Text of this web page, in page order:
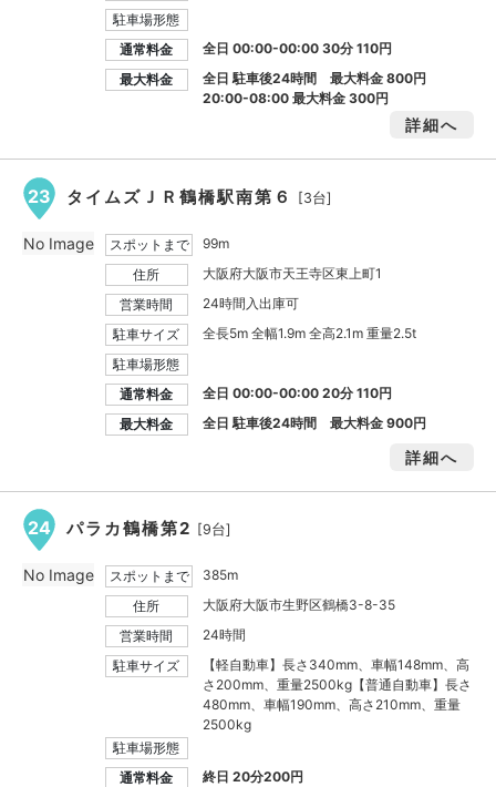
駐車場形態
通常料金
全日 00:00-00:00 30分 110円
最大料金
全日 駐車後24時間 最大料金800円
20:00-08:00 最大料金300円
詳細へ
23 タイムズＪＲ鶴橋駅南第６ [3台]
スポットまで
99m
住所
大阪府大阪市天王寺区東上町1
営業時間
24時間入出庫可
駐車サイズ
全長5m 全幅1.9m 全高2.1m 重量2.5t
駐車場形態
通常料金
全日 00:00-00:00 20分 110円
最大料金
全日 駐車後24時間 最大料金900円
詳細へ
No Image
24 パラカ鶴橋第2 [9台]
スポットまで
385m
住所
大阪府大阪市生野区鶴橋3-8-35
営業時間
24時間
駐車サイズ
【軽自動車】長さ340mm、車幅148mm、高
さ200mm、重量2500kg【普通自動車】長さ
480mm、車幅190mm、高さ210mm、重量
2500kg
駐車場形態
通常料金
終日 20分200円
No Image